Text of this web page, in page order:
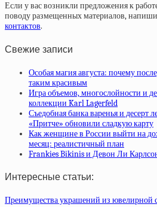
Если у вас возникли предложения к
поводу размещенных материалов,
контактов.
Свежие записи
Особая магия августа: почему
таким красивым
Игра объемов, многослойности и
коллекции Karl Lagerfeld
Съедобная банка варенья и десерт
«Притче» обновили сладкую карту
Как женщине в России выйти на
месяц: реалистичный план
Frankies Bikinis и Девон Ли
Интересные статьи:
Преимущества украшений из ювелирной